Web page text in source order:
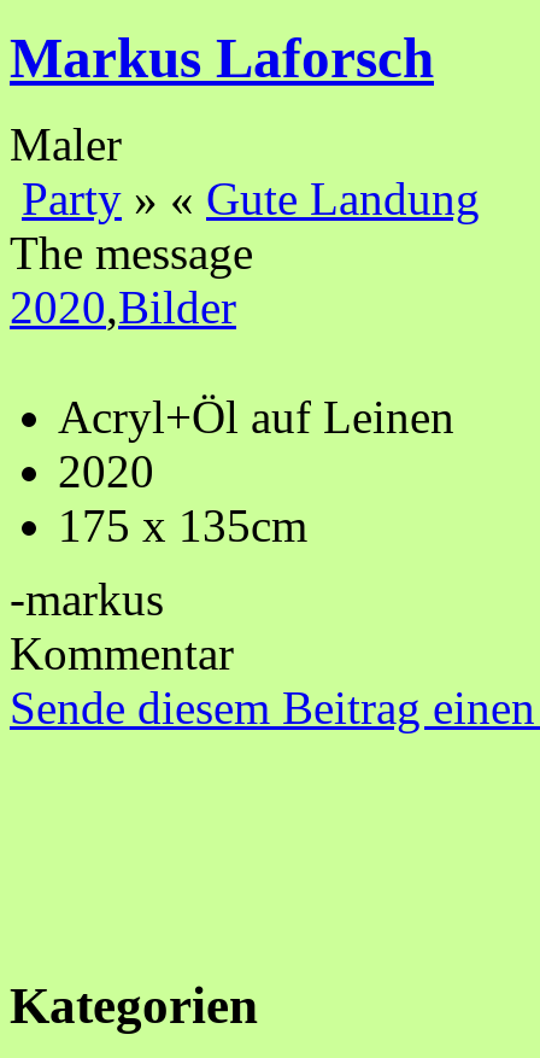
Markus Laforsch
Maler
Party » « Gute Landung
The message
2020,Bilder
Acryl+Öl auf Leinen
2020
175 x 135cm
-markus
Kommentar
Sende diesem Beitrag
Kategorien